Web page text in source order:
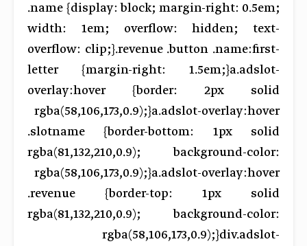
.name {display: block; margin-right: 0.5em;
width: 1em; overflow: hidden; text-
overflow: clip;}.revenue .button .name:first-
letter {margin-right: 1.5em;}a.adslot-
overlay:hover {border: 2px solid
rgba(58,106,173,0.9);}a.adslot-overlay:hover
.slotname {border-bottom: 1px solid
rgba(81,132,210,0.9); background-color:
rgba(58,106,173,0.9);}a.adslot-overlay:hover
.revenue {border-top: 1px solid
rgba(81,132,210,0.9); background-color:
rgba(58,106,173,0.9);}div.adslot-